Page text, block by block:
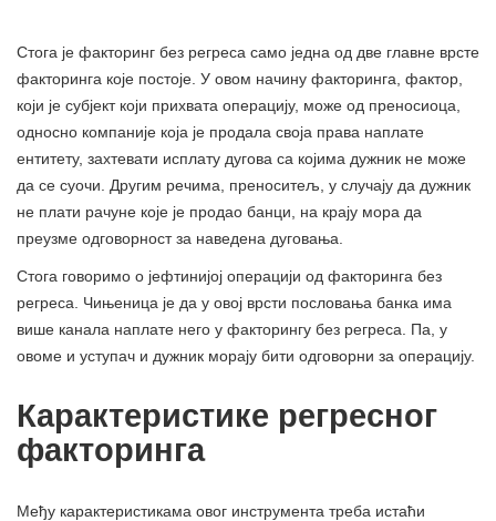
Стога је факторинг без регреса само једна од две главне врсте
факторинга које постоје. У овом начину факторинга, фактор,
који је субјект који прихвата операцију, може од преносиоца,
односно компаније која је продала своја права наплате
ентитету, захтевати исплату дугова са којима дужник не може
да се суочи. Другим речима, преноситељ, у случају да дужник
не плати рачуне које је продао банци, на крају мора да
преузме одговорност за наведена дуговања.
Стога говоримо о јефтинијој операцији од факторинга без
регреса. Чињеница је да у овој врсти пословања банка има
више канала наплате него у факторингу без регреса. Па, у
овоме и уступач и дужник морају бити одговорни за операцију.
Карактеристике регресног
факторинга
Међу карактеристикама овог инструмента треба истаћи